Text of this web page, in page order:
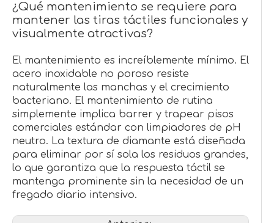
¿Qué mantenimiento se requiere para
mantener las tiras táctiles funcionales y
visualmente atractivas?
El mantenimiento es increíblemente mínimo. El
acero inoxidable no poroso resiste
naturalmente las manchas y el crecimiento
bacteriano. El mantenimiento de rutina
simplemente implica barrer y trapear pisos
comerciales estándar con limpiadores de pH
neutro. La textura de diamante está diseñada
para eliminar por sí sola los residuos grandes,
lo que garantiza que la respuesta táctil se
mantenga prominente sin la necesidad de un
fregado diario intensivo.